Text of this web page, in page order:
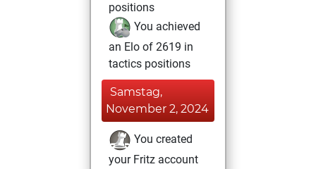
positions
You achieved
an Elo of 2619 in
tactics positions
Samstag,
November 2, 2024
You created
your Fritz account